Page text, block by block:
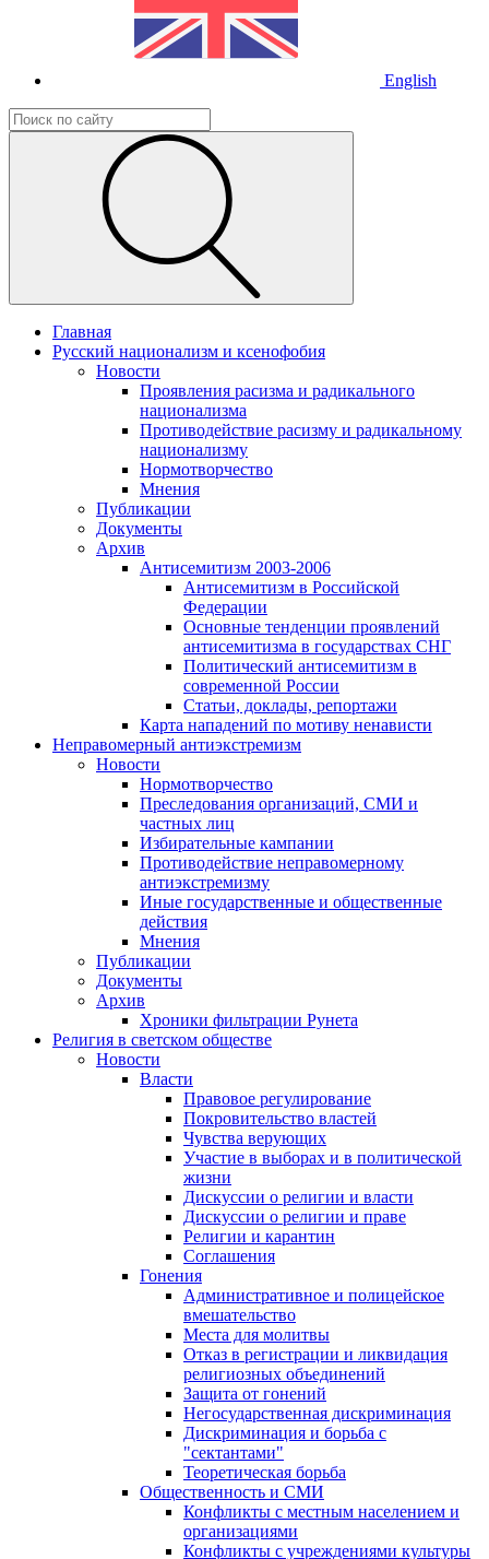
English
Главная
Русский национализм и ксенофобия
Новости
Проявления расизма и радикального
национализма
Противодействие расизму и радикальному
национализму
Нормотворчество
Мнения
Публикации
Документы
Архив
Антисемитизм 2003-2006
Антисемитизм в Российской
Федерации
Основные тенденции проявлений
антисемитизма в государствах СНГ
Политический антисемитизм в
современной России
Статьи, доклады, репортажи
Карта нападений по мотиву ненависти
Неправомерный антиэкстремизм
Новости
Нормотворчество
Преследования организаций, СМИ и
частных лиц
Избирательные кампании
Противодействие неправомерному
антиэкстремизму
Иные государственные и общественные
действия
Мнения
Публикации
Документы
Архив
Хроники фильтрации Рунета
Религия в светском обществе
Новости
Власти
Правовое регулирование
Покровительство властей
Чувства верующих
Участие в выборах и в политической
жизни
Дискуссии о религии и власти
Дискуссии о религии и праве
Религии и карантин
Соглашения
Гонения
Административное и полицейское
вмешательство
Места для молитвы
Отказ в регистрации и ликвидация
религиозных объединений
Защита от гонений
Негосударственная дискриминация
Дискриминация и борьба с
"сектантами"
Теоретическая борьба
Общественность и СМИ
Конфликты с местным населением и
организациями
Конфликты с учреждениями культуры